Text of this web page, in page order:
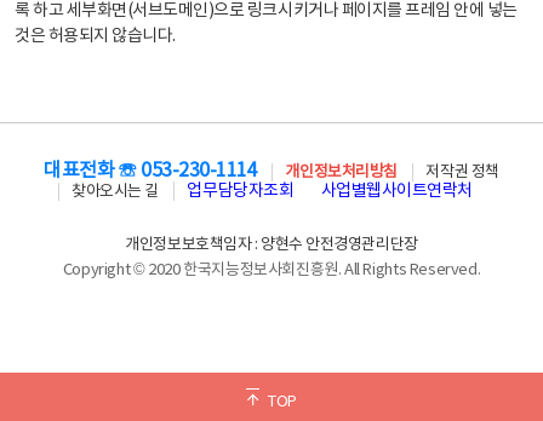
록 하고 세부화면(서브도메인)으로 링크시키거나 페이지를 프레임 안에 넣는
것은 허용되지 않습니다.
TOP
대표전화 ☏ 053-230-1114 개인정보처리방침
저작권 정책
찾아오시는 길
업무담당자조회 사업별웹사이트연락처
개인정보보호책임자 : 양현수 안전경영관리단장
Copyright © 2020 한국지능정보사회진흥원. All Rights Reserved.